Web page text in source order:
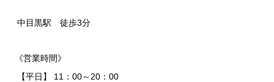
中目黒駅 徒歩3分
《営業時間》
【平日】 11：00～20：00